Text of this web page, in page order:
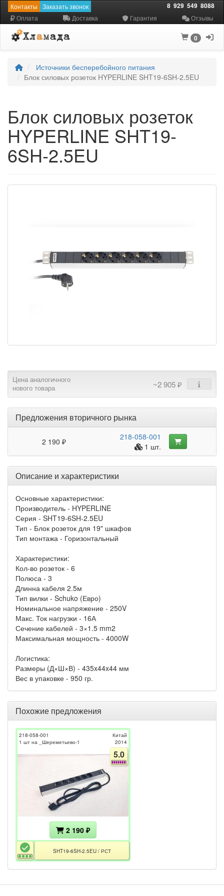
Контакты Заказать звонок 8 929 549 8088
Оплата Доставка Гарантия Отзывы
0
Источники бесперебойного питания
Блок силовых розеток HYPERLINE SHT19-6SH-2.5EU
Блок силовых розеток
HYPERLINE SHT19-
6SH-2.5EU
Цена аналогичного
нового товара
~2 905 ₽
Предложения вторичного рынка
2 190 ₽
218-058-001
1 шт.
Описание и характеристики
Основные характеристики:
Производитель - HYPERLINE
Серия - SHT19-6SH-2.5EU
Тип - Блок розеток для 19" шкафов
Тип монтажа - Горизонтальный
Характеристики:
Кол-во розеток - 6
Полюса - 3
Длинна кабеля 2.5м
Тип вилки - Schuko (Евро)
Номинальное напряжение - 250V
Макс. Ток нагрузки - 16А
Сечение кабелей - 3×1.5 mm2
Максимальная мощность - 4000W
Логистика:
Размеры (Д×Ш×В) - 435x44x44 мм
Вес в упаковке - 950 гр.
Похожие предложения
218-058-001
1 шт на _Шереметьево-1
Китай
2014
5.0
2 190 ₽
SHT19-6SH-2.5EU / РСТ